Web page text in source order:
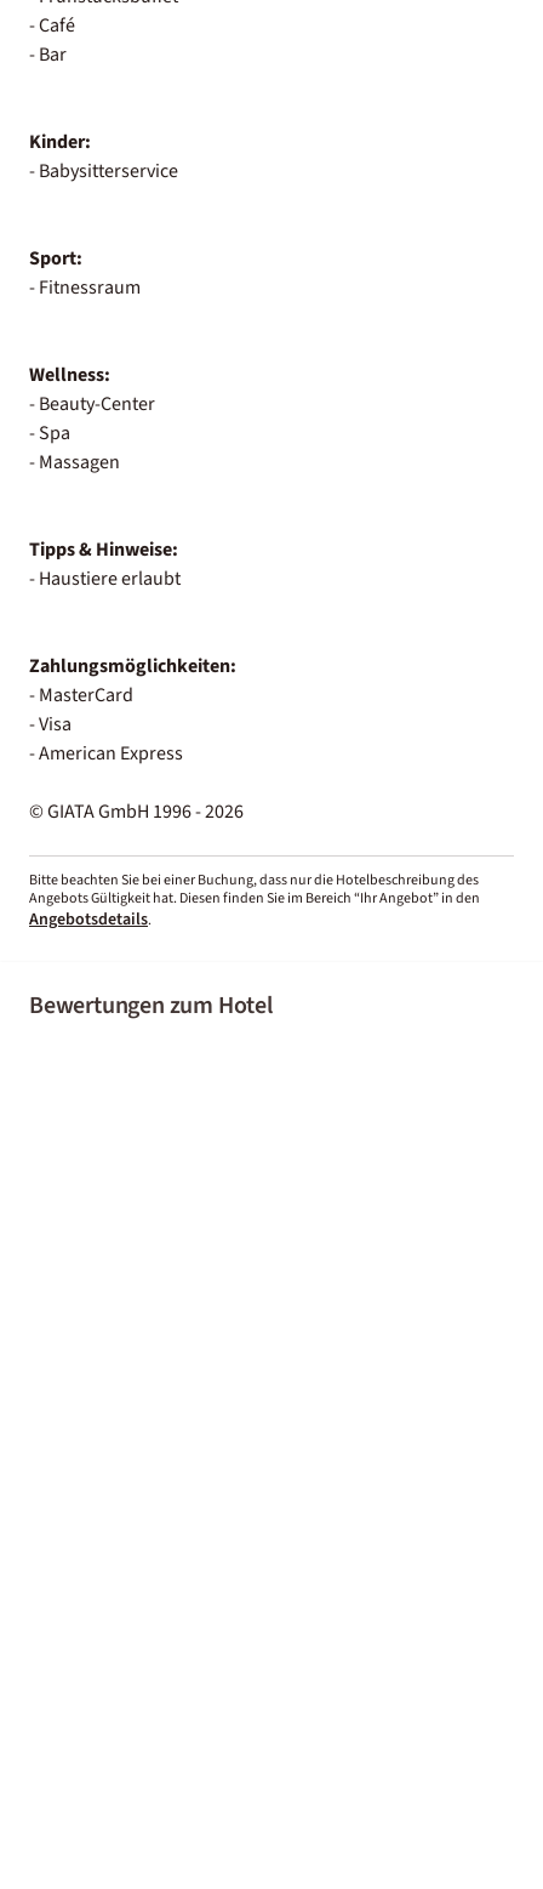
- Café
- Bar
Kinder:
- Babysitterservice
Sport:
- Fitnessraum
Wellness:
- Beauty-Center
- Spa
- Massagen
Tipps & Hinweise:
- Haustiere erlaubt
Zahlungsmöglichkeiten:
- MasterCard
- Visa
- American Express
© GIATA GmbH 1996 - 2026
Bitte beachten Sie bei einer Buchung, dass nur die Hotelbeschreibung des
Angebots Gültigkeit hat. Diesen finden Sie im Bereich “Ihr Angebot” in den
Angebotsdetails.
Bewertungen zum Hotel